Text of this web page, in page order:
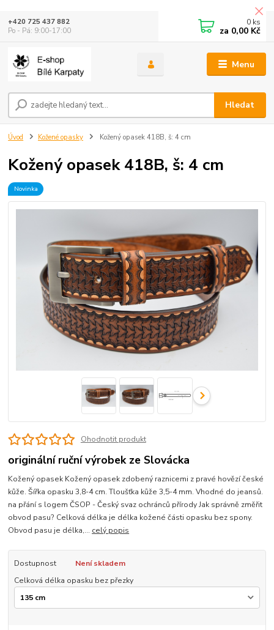
Menu
Hledat
+420 725 437 882
Po - Pá: 9:00-17:00
0 ks
za 0,00 Kč
Úvod Kožené opasky Kožený opasek 418B, š: 4 cm
Kožený opasek 418B, š: 4 cm
Novinka
Ohodnotit produkt
originální ruční výrobek ze Slovácka
Kožený opasek Kožený opasek zdobený raznicemi z pravé hovězí české
kůže. Šířka opasku 3,8-4 cm. Tloušťka kůže 3,5-4 mm. Vhodné do jeansů.
na přání s logem ČSOP - Český svaz ochránců přírody Jak správně změřit
obvod pasu? Celková délka je délka kožené části opasku bez spony.
Obvod pasu je délka,... celý popis
Dostupnost
Není skladem
Celková délka opasku bez přezky